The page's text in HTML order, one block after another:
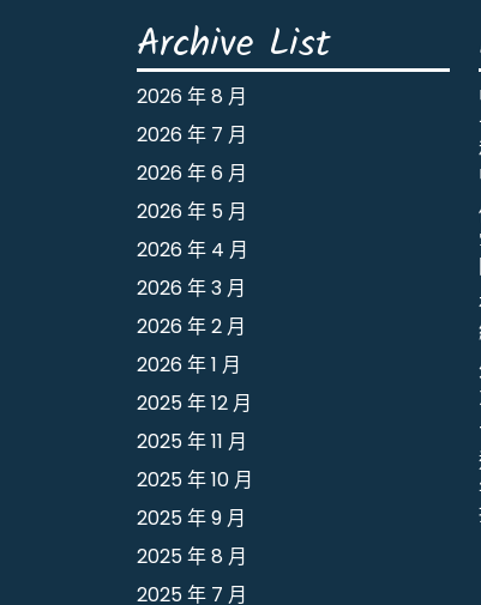
Archive List
2026 年 8 月
2026 年 7 月
2026 年 6 月
2026 年 5 月
2026 年 4 月
2026 年 3 月
2026 年 2 月
2026 年 1 月
2025 年 12 月
2025 年 11 月
2025 年 10 月
2025 年 9 月
2025 年 8 月
2025 年 7 月